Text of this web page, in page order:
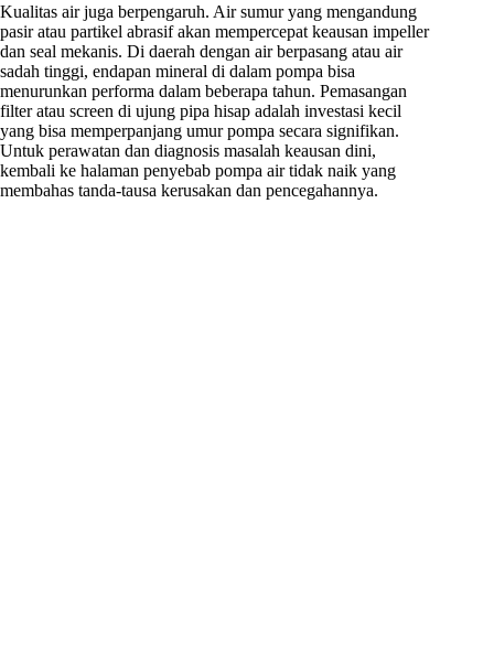
Kualitas air juga berpengaruh. Air sumur yang mengandung
pasir atau partikel abrasif akan mempercepat keausan impeller
dan seal mekanis. Di daerah dengan air berpasang atau air
sadah tinggi, endapan mineral di dalam pompa bisa
menurunkan performa dalam beberapa tahun. Pemasangan
filter atau screen di ujung pipa hisap adalah investasi kecil
yang bisa memperpanjang umur pompa secara signifikan.
Untuk perawatan dan diagnosis masalah keausan dini,
kembali ke halaman penyebab pompa air tidak naik yang
membahas tanda-tausa kerusakan dan pencegahannya.